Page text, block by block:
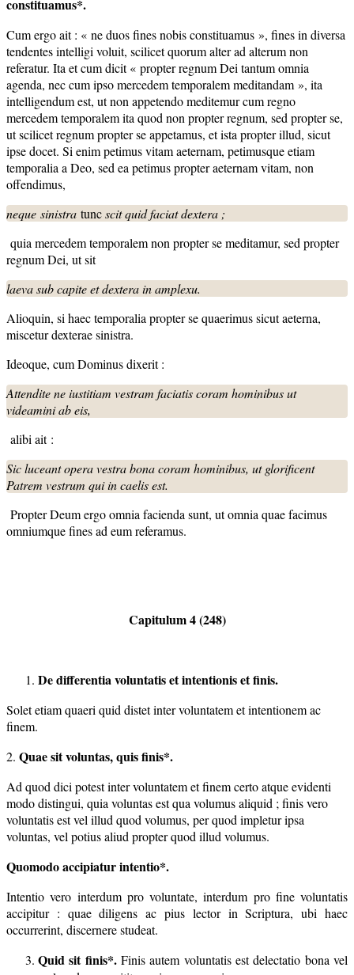
constituamus*.
Cum ergo ait : « ne duos fines nobis constituamus », fines in diversa
tendentes intelligi voluit, scilicet quorum alter ad alterum non
referatur. Ita et cum dicit « propter regnum Dei tantum omnia
agenda, nec cum ipso mercedem temporalem meditandam », ita
intelligendum est, ut non appetendo meditemur cum regno
mercedem temporalem ita quod non propter regnum, sed propter se,
ut scilicet regnum propter se appetamus, et ista propter illud, sicut
ipse docet. Si enim petimus vitam aeternam, petimusque etiam
temporalia a Deo, sed ea petimus propter aeternam vitam, non
offendimus,
neque sinistra tuncscit quid faciat dextera ;
quia mercedem temporalem non propter se meditamur, sed propter
regnum Dei, ut sit
laeva sub capite et dextera in amplexu.
Alioquin, si haec temporalia propter se quaerimus sicut aeterna,
miscetur dexterae sinistra.
Ideoque, cum Dominus dixerit :
Attendite ne iustitiam vestram faciatis coram hominibus ut
videamini ab eis,
alibi ait :
Sic luceant opera vestra bona coram hominibus, ut glorificent
Patrem vestrum qui in caelis est.
Propter Deum ergo omnia facienda sunt, ut omnia quae facimus
omniumque fines ad eum referamus.
Capitulum 4 (248)
De differentia voluntatis et intentionis et finis.
Solet etiam quaeri quid distet inter voluntatem et intentionem ac
finem.
2. Quae sit voluntas, quis finis*.
Ad quod dici potest inter voluntatem et finem certo atque evidenti
modo distingui, quia voluntas est qua volumus aliquid ; finis vero
voluntatis est vel illud quod volumus, per quod impletur ipsa
voluntas, vel potius aliud propter quod illud volumus.
Quomodoaccipiatur intentio*.
Intentio vero interdum pro voluntate, interdum pro fine voluntatis
accipitur : quae diligens ac pius lector in Scriptura, ubi haec
occurrerint, discernere studeat.
Quid sit finis*.Finis autem voluntatis est delectatio bona vel